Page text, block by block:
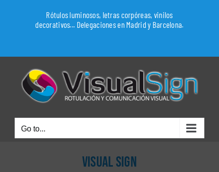
Rótulos luminosos, letras corpóreas, vinilos
decorativos... Delegaciones en Madrid y Barcelona.
Go to...
VISUAL SIGN